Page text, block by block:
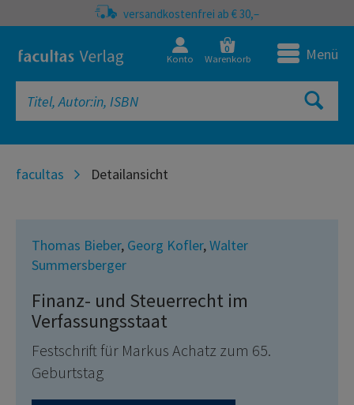
versandkostenfrei ab € 30,–
Konto
0
Warenkorb Menü
facultas Detailansicht
Thomas Bieber, Georg Kofler,Walter
Summersberger
Finanz- und Steuerrecht im
Verfassungsstaat
Festschrift für Markus Achatz zum 65.
Geburtstag